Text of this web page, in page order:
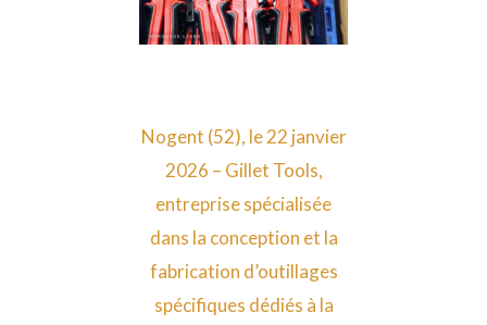
Nogent (52), le 22 janvier
2026 – Gillet Tools,
entreprise spécialisée
dans la conception et la
fabrication d’outillages
spécifiques dédiés à la